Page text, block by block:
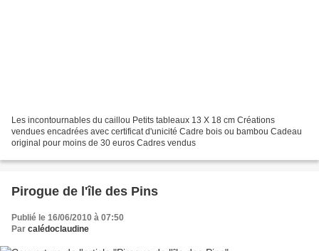
Les incontournables du caillou Petits tableaux 13 X 18 cm Créations
vendues encadrées avec certificat d'unicité Cadre bois ou bambou Cadeau
original pour moins de 30 euros Cadres vendus
Pirogue de l'île des Pins
Publié le 16/06/2010 à 07:50
Par calédoclaudine